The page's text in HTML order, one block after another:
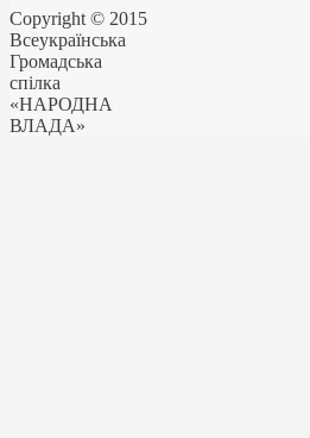
Copyright © 2015
Всеукраїнська
Громадська
спілка
«НАРОДНА
ВЛАДА»